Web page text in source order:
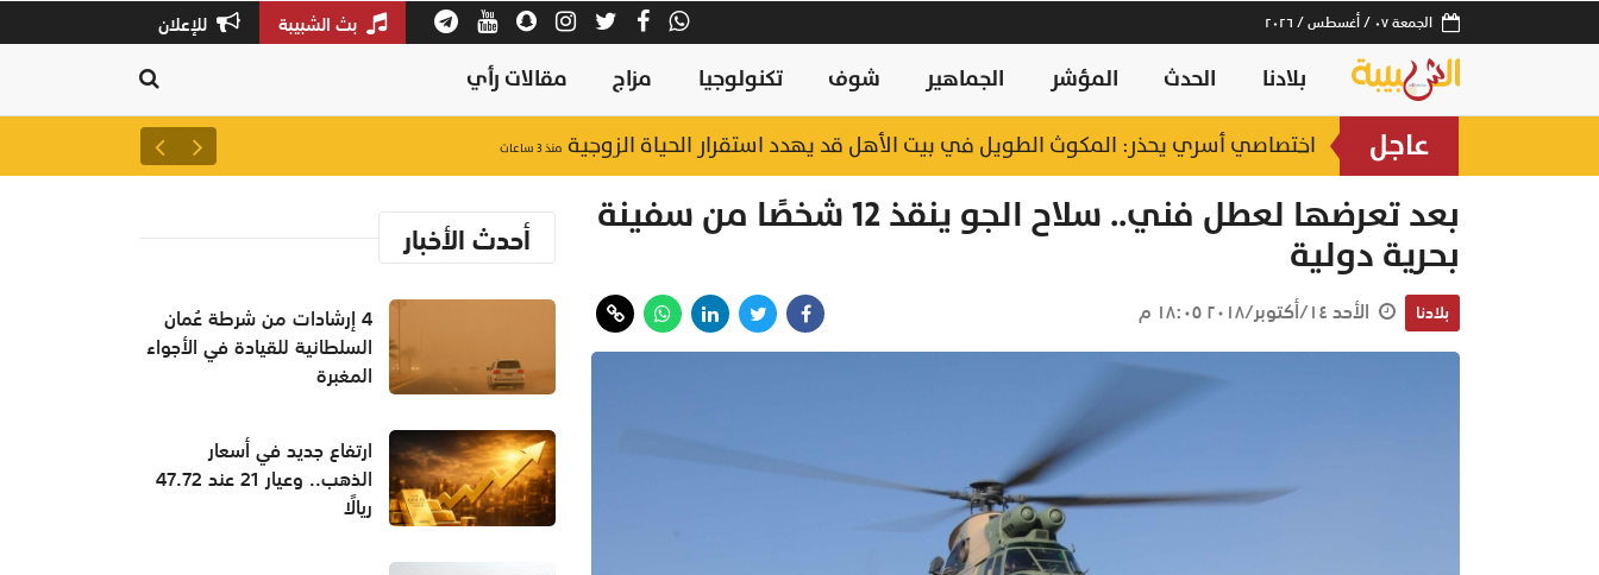
الجمعة ٠٧ / أغسطس / ٢٠٢٦ بث الشبيبة للإعلان
بلادنا الحدث المؤشر الجماهير شوف تكنولوجيا مزاج مقالات رأي
عاجل اختصاصي أسري يحذر: المكوث الطويل في بيت الأهل قد يهدد استقرار الحياة الزوجية منذ ٣ ساعات ارتفاع جديد في أسعار الذهب.. وعيار 21 عند
بعد تعرضها لعطل فني.. سلاح الجو ينقذ 12 شخصًا من سفينة
بحرية دولية
بلادنا الأحد ١٤/أكتوبر/٢٠١٨ ١٨:٠٥ م
أحدث الأخبار
4 إرشادات من شرطة عُمان
السلطانية للقيادة في الأجواء
المغبرة
ارتفاع جديد في أسعار
الذهب.. وعيار 21 عند 47.72
ريالًا